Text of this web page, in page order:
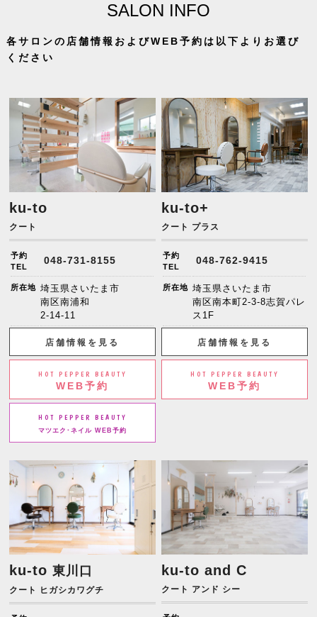
SALON INFO
各サロンの店舗情報およびWEB予約は以下よりお選び
ください
ku-to
クート
予約
TEL
048-731-8155
所在地 埼玉県さいたま市
南区南浦和
2-14-11
店舗情報を見る
HOT PEPPER BEAUTY
WEB予約
HOT PEPPER BEAUTY
マツエク･ネイル WEB予約
ku-to+
クート プラス
予約
TEL
048-762-9415
所在地 埼玉県さいたま市
南区南本町2-3-8志賀パレ
ス1F
店舗情報を見る
HOT PEPPER BEAUTY
WEB予約
ku-to東川口
クート ヒガシカワグチ
ku-to and C
クート アンド シー